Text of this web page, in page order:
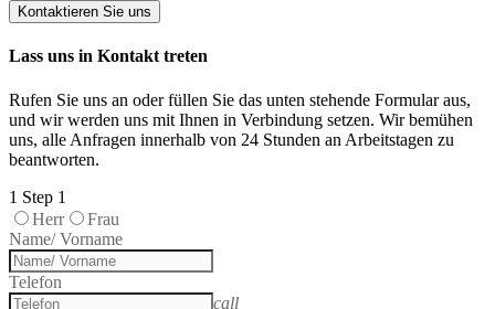
Kontaktieren Sie uns
Lass uns in Kontakt treten
Rufen Sie uns an oder füllen Sie das unten stehende Formular aus,
und wir werden uns mit Ihnen in Verbindung setzen. Wir bemühen
uns, alle Anfragen innerhalb von 24 Stunden an Arbeitstagen zu
beantworten.
1 Step 1
Herr
Frau
Name/ Vorname
Telefon
call